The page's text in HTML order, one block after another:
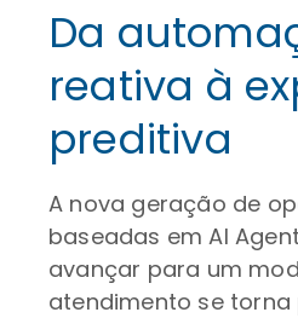
Da
reativa à
preditiva
A nova geração de
baseadas em AI
avançar para um
atendimento se torna